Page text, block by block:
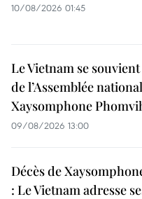
10/08/2026 01:45
Le Vietnam se
de l’Assemblée
Xaysomphone
09/08/2026 13:00
Décès de
: Le Vietnam adresse